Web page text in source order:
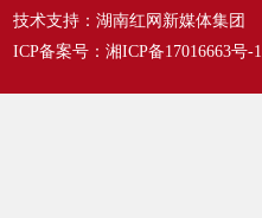
技术支持：湖南红网新媒体集团
ICP备案号： 湘ICP备17016663号-1